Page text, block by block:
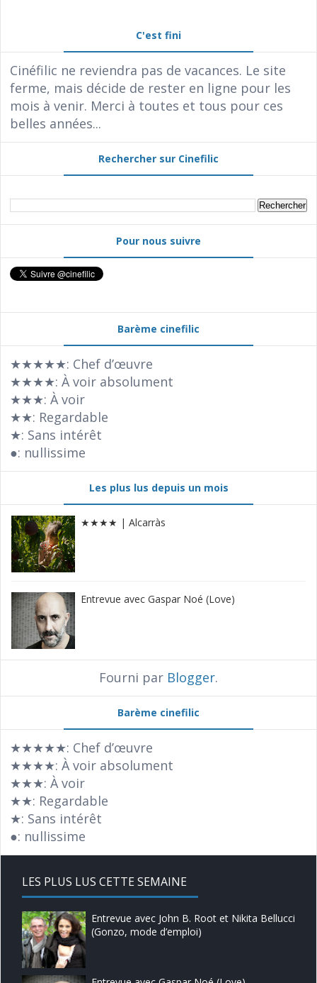
C'est fini
Cinéfilic ne reviendra pas de vacances. Le site
ferme, mais décide de rester en ligne pour les
mois à venir. Merci à toutes et tous pour ces
belles années...
Rechercher sur Cinefilic
Pour nous suivre
Barème cinefilic
★★★★★: Chef d’œuvre
★★★★: À voir absolument
★★★: À voir
★★: Regardable
★: Sans intérêt
●: nullissime
Les plus lus depuis un mois
★★★★ | Alcarràs
Entrevue avec Gaspar Noé (Love)
Fourni par Blogger.
Barème cinefilic
★★★★★: Chef d’œuvre
★★★★: À voir absolument
★★★: À voir
★★: Regardable
★: Sans intérêt
●: nullissime
LES PLUS LUS CETTE SEMAINE
Entrevue avec John B. Root et Nikita Bellucci
(Gonzo, mode d’emploi)